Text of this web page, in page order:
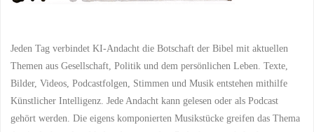
Jeden Tag verbindet KI-Andacht die Botschaft der Bibel mit aktuellen
Themen aus Gesellschaft, Politik und dem persönlichen Leben. Texte,
Bilder, Videos, Podcastfolgen, Stimmen und Musik entstehen mithilfe
Künstlicher Intelligenz. Jede Andacht kann gelesen oder als Podcast
gehört werden. Die eigens komponierten Musikstücke greifen das Thema